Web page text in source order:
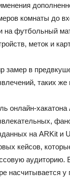
комнаты до
на футбольный
меток и
замер в
таких
онлайн-
на ARKit и
кейсов,
аудиторию.
насчитывается у